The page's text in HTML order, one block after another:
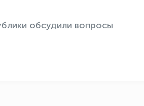
обсудили вопросы